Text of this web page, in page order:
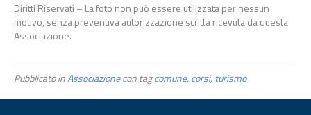
Diritti Riservati – La foto non può essere utilizzata per nessun
motivo, senza preventiva autorizzazione scritta ricevuta da questa
Associazione.
Pubblicato inAssociazionecon tagcomune,corsi,turismo